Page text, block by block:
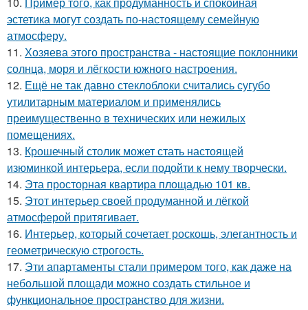
эстетика могут создать по-настоящему семейную
атмосферу.
11. Хозяева этого пространства - настоящие поклонники
солнца, моря и лёгкости южного настроения.
12. Ещё не так давно стеклоблоки считались сугубо
утилитарным материалом и применялись
преимущественно в технических или нежилых
помещениях.
13. Крошечный столик может стать настоящей
изюминкой интерьера, если подойти к нему творчески.
14. Эта просторная квартира площадью 101 кв.
15. Этот интерьер своей продуманной и лёгкой
атмосферой притягивает.
16. Интерьер, который сочетает роскошь, элегантность и
геометрическую строгость.
17. Эти апартаменты стали примером того, как даже на
небольшой площади можно создать стильное и
функциональное пространство для жизни.